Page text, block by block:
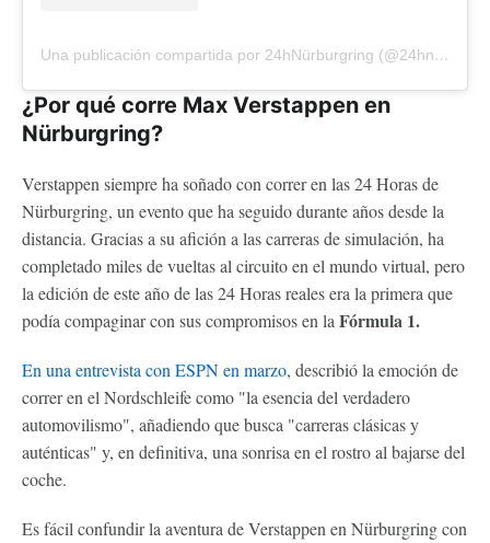
Una publicación compartida por 24hNürburgring (@24hnbr)
¿Por qué corre Max Verstappen en
Nürburgring?
Verstappen siempre ha soñado con correr en las 24 Horas de
Nürburgring, un evento que ha seguido durante años desde la
distancia. Gracias a su afición a las carreras de simulación, ha
completado miles de vueltas al circuito en el mundo virtual, pero
la edición de este año de las 24 Horas reales era la primera que
podía compaginar con sus compromisos en la Fórmula 1.
En una entrevista con ESPN en marzo, describió la emoción de
correr en el Nordschleife como "la esencia del verdadero
automovilismo", añadiendo que busca "carreras clásicas y
auténticas" y, en definitiva, una sonrisa en el rostro al bajarse del
coche.
Es fácil confundir la aventura de Verstappen en Nürburgring con